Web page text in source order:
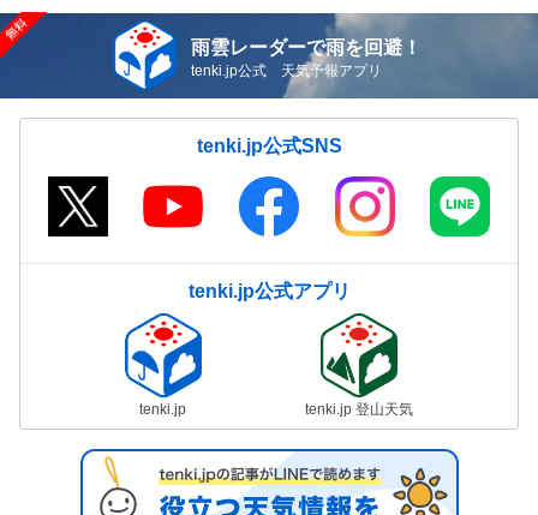
雨雲レーダーで雨を回避！
tenki.jp公式 天気予報アプリ
tenki.jp公式SNS
tenki.jp公式アプリ
tenki.jp tenki.jp 登山天気